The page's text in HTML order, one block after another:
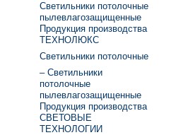
Светильники потолочные
пылевлагозащищенные
Продукция производства
ТЕХНОЛЮКС
Светильники потолочные
– Светильники
потолочные
пылевлагозащищенные
Продукция производства
СВЕТОВЫЕ
ТЕХНОЛОГИИ